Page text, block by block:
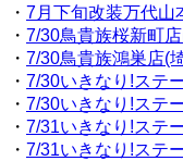
・ 7月下旬改装万代山
・ 7/30鳥貴族桜新町
・ 7/30鳥貴族鴻巣店(
・ 7/30いきなり!ステ
・ 7/30いきなり!ステ
・ 7/31いきなり!ステ
・ 7/31いきなり!ステ